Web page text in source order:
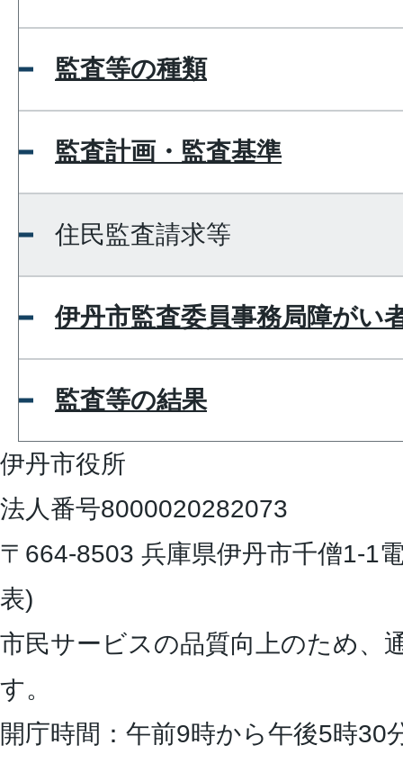
監査等の種類
監査計画・監査基準
住民監査請求等
伊丹市監査委員事務局障がい
監査等の結果
伊丹市役所
法人番号8000020282073
〒664-8503 兵庫県伊丹市千僧1-1
表)
市民サービスの品質向上のため、
す。
開庁時間：午前9時から午後5時30